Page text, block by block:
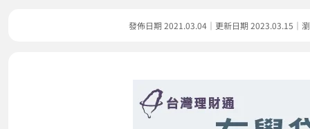
發佈日期 2021.03.04｜更新日期 2023.03.15｜